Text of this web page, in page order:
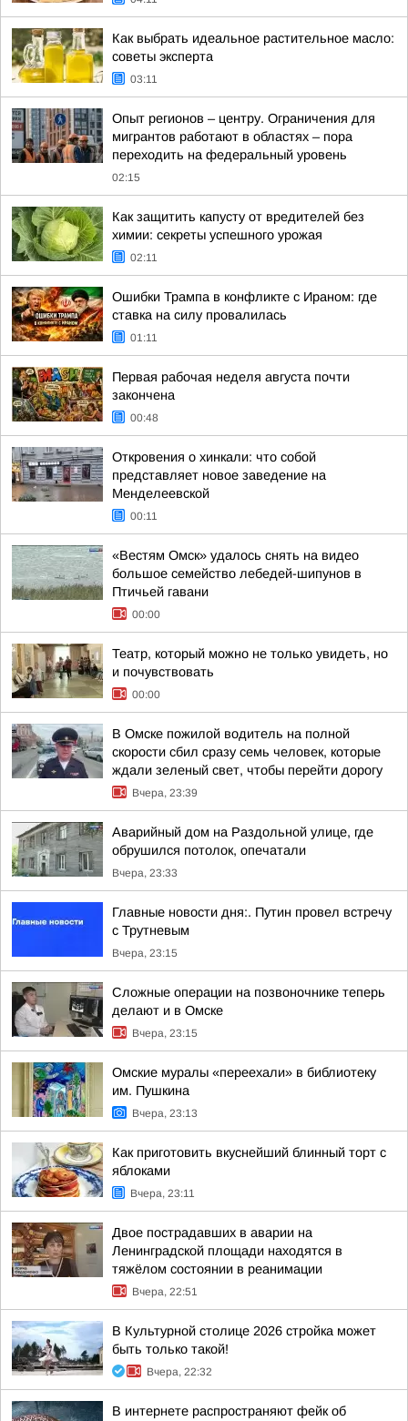
Как выбрать идеальное растительное масло:
советы эксперта
03:11
Опыт регионов – центру. Ограничения для
мигрантов работают в областях – пора
переходить на федеральный уровень
02:15
Как защитить капусту от вредителей без
химии: секреты успешного урожая
02:11
Ошибки Трампа в конфликте с Ираном: где
ставка на силу провалилась
01:11
Первая рабочая неделя августа почти
закончена
00:48
Откровения о хинкали: что собой
представляет новое заведение на
Менделеевской
00:11
«Вестям Омск» удалось снять на видео
большое семейство лебедей-шипунов в
Птичьей гавани
00:00
Театр, который можно не только увидеть, но
и почувствовать
00:00
В Омске пожилой водитель на полной
скорости сбил сразу семь человек, которые
ждали зеленый свет, чтобы перейти дорогу
Вчера, 23:39
Аварийный дом на Раздольной улице, где
обрушился потолок, опечатали
Вчера, 23:33
Главные новости дня:. Путин провел встречу
с Трутневым
Вчера, 23:15
Сложные операции на позвоночнике теперь
делают и в Омске
Вчера, 23:15
Омские муралы «переехали» в библиотеку
им. Пушкина
Вчера, 23:13
Как приготовить вкуснейший блинный торт с
яблоками
Вчера, 23:11
Двое пострадавших в аварии на
Ленинградской площади находятся в
тяжёлом состоянии в реанимации
Вчера, 22:51
В Культурной столице 2026 стройка может
быть только такой!
Вчера, 22:32
В интернете распространяют фейк об